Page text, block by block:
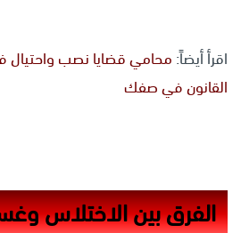
اقرأ أيضاً: محامي قضايا نصب واحتيال
القانون في صفك
الفرق بين الاختلاس